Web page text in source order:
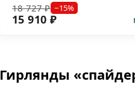
18 727 ₽ −15%
15 910 ₽
Гирлянды